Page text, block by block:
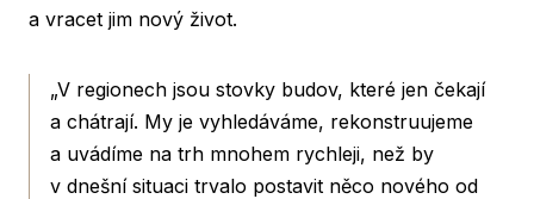
a vracet jim nový život.
„V regionech jsou stovky budov, které jen čekají
a chátrají. My je vyhledáváme, rekonstruujeme
a uvádíme na trh mnohem rychleji, než by
v dnešní situaci trvalo postavit něco nového od